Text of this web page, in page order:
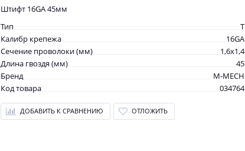
Штифт 16GA 45мм
Тип
T
Калибр крепежа
16GA
Сечение проволоки (мм)
1,6х1,4
Длина гвоздя (мм)
45
Бренд
M-MECH
Код товара
034764
ДОБАВИТЬ К СРАВНЕНИЮ ОТЛОЖИТЬ